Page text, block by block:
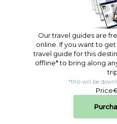
Our travel guides are
online. If you want to
travel guide for this
offline* to bring along
*this will be
Price